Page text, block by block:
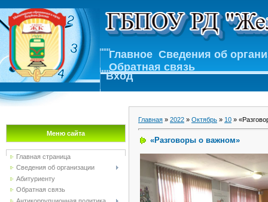
Главное Сведения об
Обратная связь
Вход
Меню сайта
Главная страница
Сведения об организации
Абитуриенту
Обратная связь
Антикоррупционная политика
Главная » 2022 » Октябрь » 10 »
«Разговоры о важном»